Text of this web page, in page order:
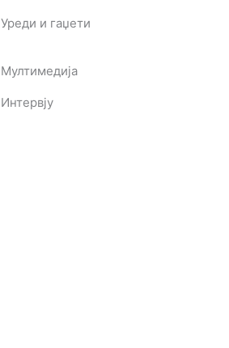
Уреди и гаџети
Мултимедија
Интервју